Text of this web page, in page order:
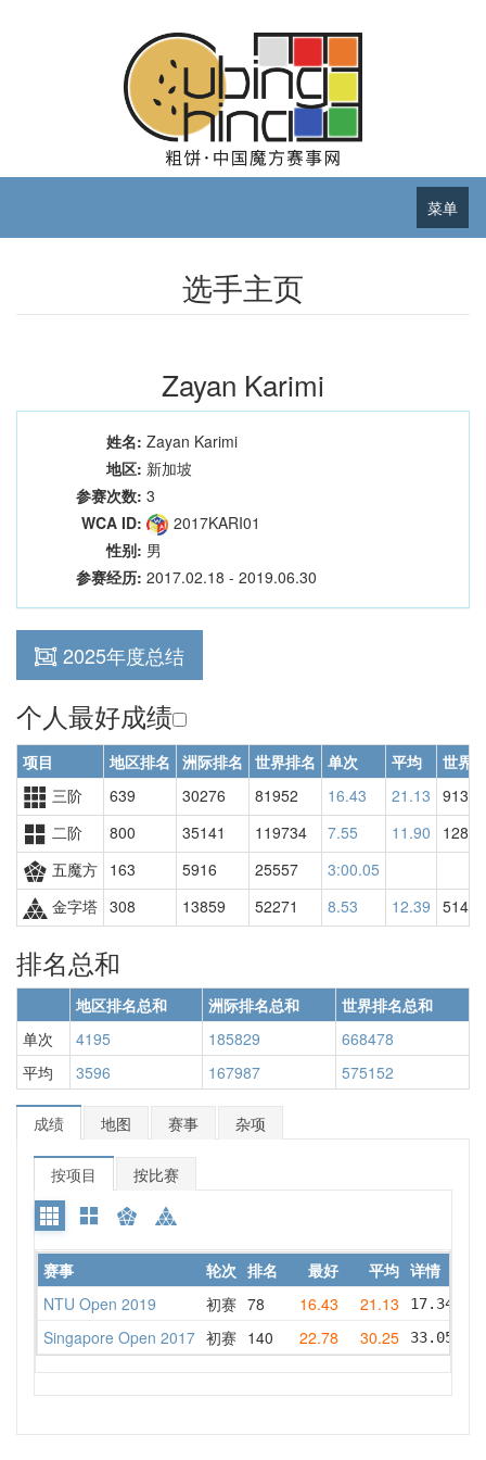
菜单
选手主页
Zayan Karimi
姓名: Zayan Karimi
地区: 新加坡
参赛次数: 3
WCA ID:
2017KARI01
性别: 男
参赛经历: 2017.02.18 - 2019.06.30
2025年度总结
个人最好成绩
项目 地区排名 洲际排名 世界排名 单次 平均
世界
三阶
639 30276 81952 16.43 21.13 91340
二阶
800 35141 119734 7.55 11.90
五魔方 163 5916 25557
3:00.05
金字塔 308 13859 52271 8.53 12.39 51460
排名总和
地区排名总和 洲际排名总和
世界排名总和
单次
4195 185829
668478
平均
3596 167987 575152
成绩 地图 赛事 杂项
按项目 按比赛
赛事 轮次 排名 最好 平均 详情
NTU Open 2019
初赛 78 16.43 21.13 17.34
Singapore Open 2017 初赛 140 22.78 30.25 33.05